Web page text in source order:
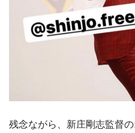
残念ながら、新庄剛志監督